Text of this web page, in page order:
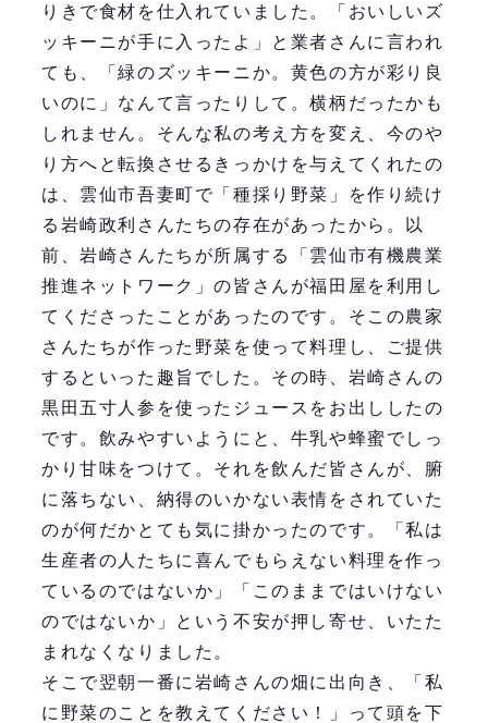
りきで食材を仕入れていました。「おいしいズ
ッキーニが手に入ったよ」と業者さんに言われ
ても、「緑のズッキーニか。黄色の方が彩り良
いのに」なんて言ったりして。横柄だったかも
しれません。そんな私の考え方を変え、今のや
り方へと転換させるきっかけを与えてくれたの
は、雲仙市吾妻町で「種採り野菜」を作り続け
る岩崎政利さんたちの存在があったから。以
前、岩崎さんたちが所属する「雲仙市有機農業
推進ネットワーク」の皆さんが福田屋を利用し
てくださったことがあったのです。そこの農家
さんたちが作った野菜を使って料理し、ご提供
するといった趣旨でした。その時、岩崎さんの
黒田五寸人参を使ったジュースをお出ししたの
です。飲みやすいようにと、牛乳や蜂蜜でしっ
かり甘味をつけて。それを飲んだ皆さんが、腑
に落ちない、納得のいかない表情をされていた
のが何だかとても気に掛かったのです。「私は
生産者の人たちに喜んでもらえない料理を作っ
ているのではないか」「このままではいけない
のではないか」という不安が押し寄せ、いたた
まれなくなりました。
そこで翌朝一番に岩崎さんの畑に出向き、「私
に野菜のことを教えてください！」って頭を下